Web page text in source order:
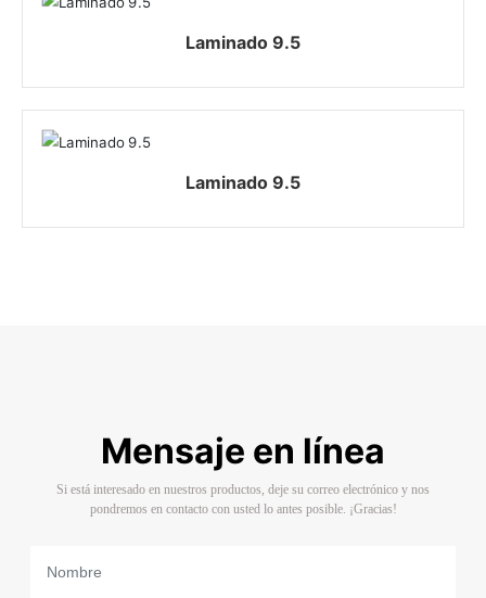
Laminado 9.5
Laminado 9.5
Mensaje en línea
Si está interesado en nuestros productos, deje su correo electrónico y nos
pondremos en contacto con usted lo antes posible. ¡Gracias!